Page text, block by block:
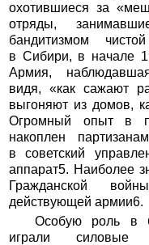
охотившиеся за
отряды,
бандитизмом
в Сибири, в начале
Армия,
видя, «как сажают
выгоняют из домов,
Огромный опыт в
накоплен
в советский
аппарат5. Наиболее
Гражданской
действующей армии6.
Особую роль в
играли силовые